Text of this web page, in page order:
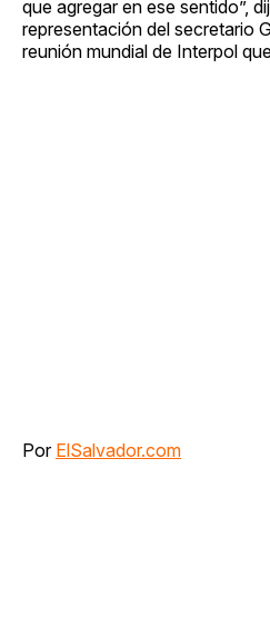
que agregar en ese sentido”,
representación del secretario
reunión mundial de Interpol
Por ElSalvador.com